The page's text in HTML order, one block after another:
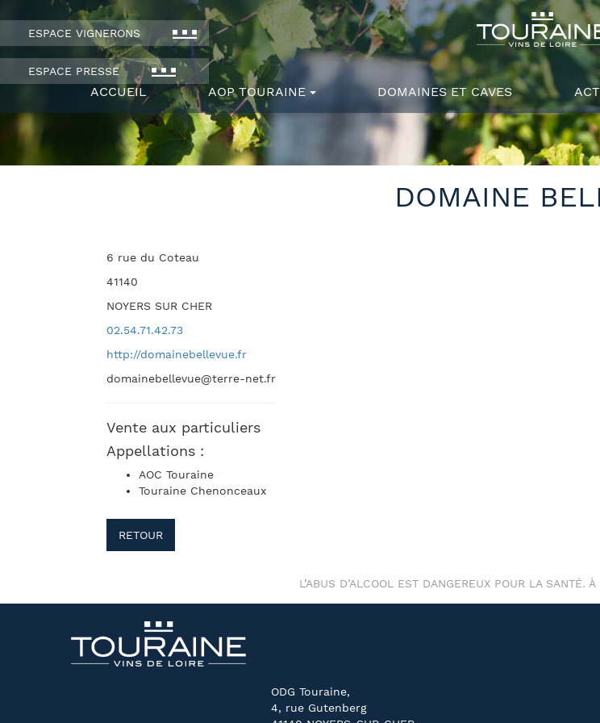
ESPACE VIGNERONS
ESPACE PRESSE
ACCUEIL AOP TOURAINE DOMAINES ET CAVES
DOMAINE
6 rue du Coteau
41140
NOYERS SUR CHER
02.54.71.42.73
http://domainebellevue.fr
domainebellevue@terre-net.fr
Vente aux particuliers
Appellations :
AOC Touraine
Touraine Chenonceaux
RETOUR
L’ABUS D’ALCOOL EST DANGEREUX POUR LA SANTÉ.
ODG Touraine,
4, rue Gutenberg